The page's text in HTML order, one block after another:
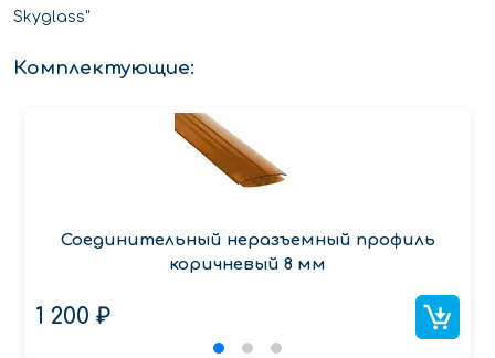
Skyglass"
Комплектующие:
Соединительный неразъемный профиль
коричневый 8 мм
1 200 ₽